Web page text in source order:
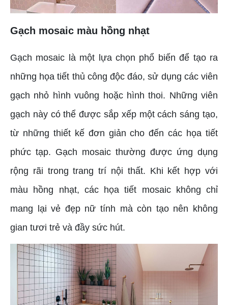
Gạch mosaic màu hồng nhạt
Gạch mosaic là một lựa chọn phổ biến để tạo ra
những họa tiết thủ công độc đáo, sử dụng các viên
gạch nhỏ hình vuông hoặc hình thoi. Những viên
gạch này có thể được sắp xếp một cách sáng tạo,
từ những thiết kế đơn giản cho đến các họa tiết
phức tạp. Gạch mosaic thường được ứng dụng
rộng rãi trong trang trí nội thất. Khi kết hợp với
màu hồng nhạt, các họa tiết mosaic không chỉ
mang lại vẻ đẹp nữ tính mà còn tạo nên không
gian tươi trẻ và đầy sức hút.